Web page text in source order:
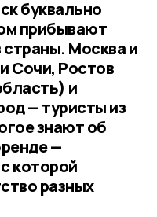
буквально
прибывают
страны. Москва и
Сочи, Ростов
и
— туристы из
знают об
—
которой
разных